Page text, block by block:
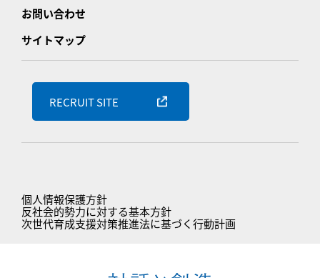
お問い合わせ
サイトマップ
RECRUIT SITE
個人情報保護方針
反社会的勢力に対する基本方針
次世代育成支援対策推進法に基づく行動計画